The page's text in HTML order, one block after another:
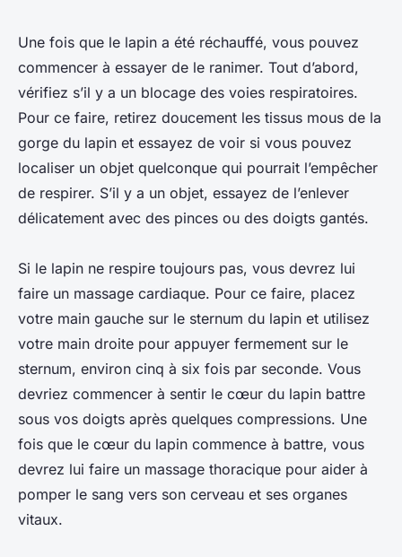
Une fois que le lapin a été réchauffé, vous pouvez
commencer à essayer de le ranimer. Tout d’abord,
vérifiez s’il y a un blocage des voies respiratoires.
Pour ce faire, retirez doucement les tissus mous de la
gorge du lapin et essayez de voir si vous pouvez
localiser un objet quelconque qui pourrait l’empêcher
de respirer. S’il y a un objet, essayez de l’enlever
délicatement avec des pinces ou des doigts gantés.
Si le lapin ne respire toujours pas, vous devrez lui
faire un massage cardiaque. Pour ce faire, placez
votre main gauche sur le sternum du lapin et utilisez
votre main droite pour appuyer fermement sur le
sternum, environ cinq à six fois par seconde. Vous
devriez commencer à sentir le cœur du lapin battre
sous vos doigts après quelques compressions. Une
fois que le cœur du lapin commence à battre, vous
devrez lui faire un massage thoracique pour aider à
pomper le sang vers son cerveau et ses organes
vitaux.